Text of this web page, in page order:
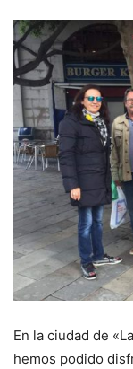
En la ciudad de
hemos podido